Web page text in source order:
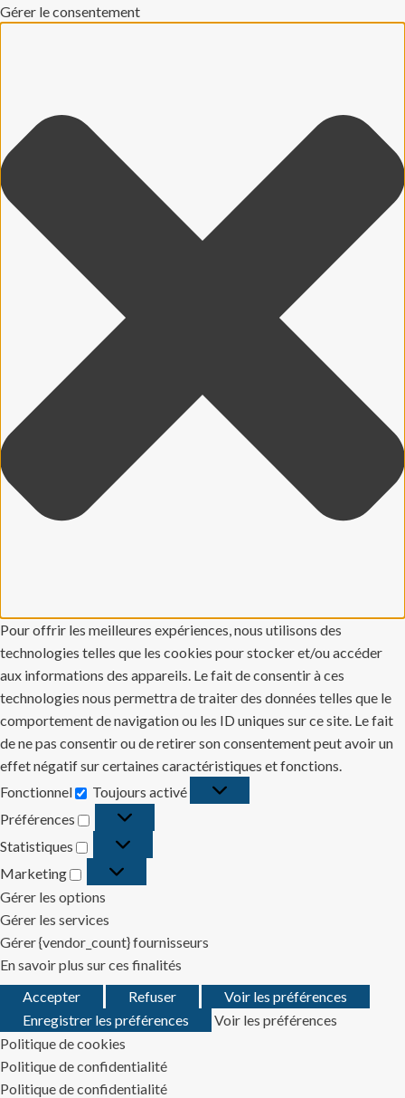
Gérer le consentement
Pour offrir les meilleures expériences, nous utilisons des
technologies telles que les cookies pour stocker et/ou accéder
aux informations des appareils. Le fait de consentir à ces
technologies nous permettra de traiter des données telles que le
comportement de navigation ou les ID uniques sur ce site. Le fait
de ne pas consentir ou de retirer son consentement peut avoir un
effet négatif sur certaines caractéristiques et fonctions.
Fonctionnel
Fonctionnel
Toujours activé
Préférences
Préférences
Statistiques
Statistiques
Marketing
Marketing
Gérer les options
Gérer les services
Gérer {vendor_count} fournisseurs
En savoir plus sur ces finalités
Accepter
Refuser
Voir les préférences
Enregistrer les préférences
Voir les préférences
Politique de cookies
Politique de confidentialité
Politique de confidentialité